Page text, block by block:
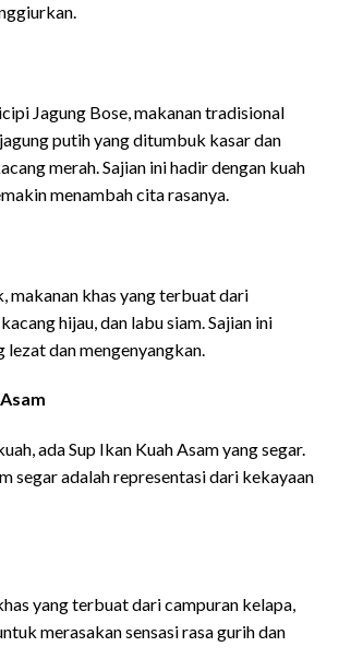
Jagung Bose, makanan tradisional
putih yang ditumbuk kasar dan
merah. Sajian ini hadir dengan kuah
menambah cita rasanya.
makanan khas yang terbuat dari
hijau, dan labu siam. Sajian ini
dan mengenyangkan.
ada Sup Ikan Kuah Asam yang segar.
segar adalah representasi dari kekayaan
yang terbuat dari campuran kelapa,
merasakan sensasi rasa gurih dan